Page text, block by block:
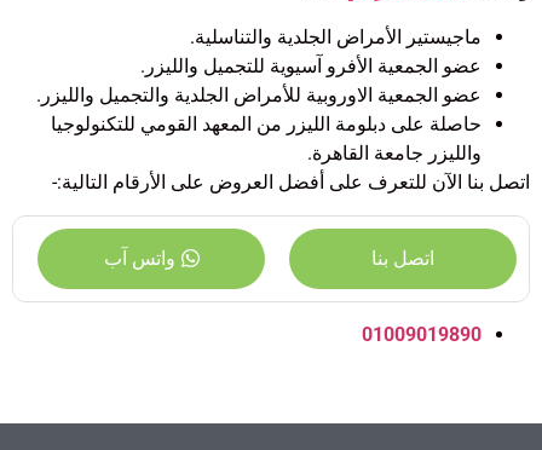
ماجيستير الأمراض الجلدية والتناسلية.
عضو الجمعية الأفرو آسيوية للتجميل والليزر.
عضو الجمعية الاوروبية للأمراض الجلدية والتجميل والليزر.
حاصلة على دبلومة الليزر من المعهد القومي للتكنولوجيا
والليزر جامعة القاهرة.
اتصل بنا الآن للتعرف على أفضل العروض على الأرقام التالية:-
اتصل بنا واتس آب
01009019890